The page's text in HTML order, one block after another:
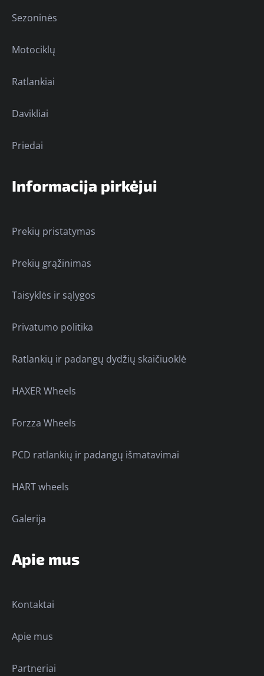
Sezoninės
Motociklų
Ratlankiai
Davikliai
Priedai
Informacija pirkėjui
Prekių pristatymas
Prekių grąžinimas
Taisyklės ir sąlygos
Privatumo politika
Ratlankių ir padangų dydžių skaičiuoklė
HAXER Wheels
Forzza Wheels
PCD ratlankių ir padangų išmatavimai
HART wheels
Galerija
Apie mus
Kontaktai
Apie mus
Partneriai